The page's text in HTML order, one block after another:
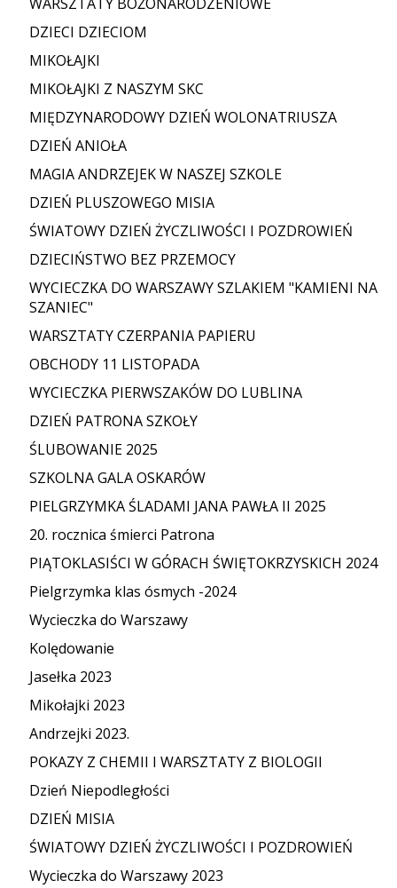
DZIECI DZIECIOM
MIKOŁAJKI
MIKOŁAJKI Z NASZYM SKC
MIĘDZYNARODOWY DZIEŃ WOLONATRIUSZA
DZIEŃ ANIOŁA
MAGIA ANDRZEJEK W NASZEJ SZKOLE
DZIEŃ PLUSZOWEGO MISIA
ŚWIATOWY DZIEŃ ŻYCZLIWOŚCI I POZDROWIEŃ
DZIECIŃSTWO BEZ PRZEMOCY
WYCIECZKA DO WARSZAWY SZLAKIEM "KAMIENI NA
SZANIEC"
WARSZTATY CZERPANIA PAPIERU
OBCHODY 11 LISTOPADA
WYCIECZKA PIERWSZAKÓW DO LUBLINA
DZIEŃ PATRONA SZKOŁY
ŚLUBOWANIE 2025
SZKOLNA GALA OSKARÓW
PIELGRZYMKA ŚLADAMI JANA PAWŁA II 2025
20. rocznica śmierci Patrona
PIĄTOKLASIŚCI W GÓRACH ŚWIĘTOKRZYSKICH 2024
Pielgrzymka klas ósmych -2024
Wycieczka do Warszawy
Kolędowanie
Jasełka 2023
Mikołajki 2023
Andrzejki 2023.
POKAZY Z CHEMII I WARSZTATY Z BIOLOGII
Dzień Niepodległości
DZIEŃ MISIA
ŚWIATOWY DZIEŃ ŻYCZLIWOŚCI I POZDROWIEŃ
Wycieczka do Warszawy 2023